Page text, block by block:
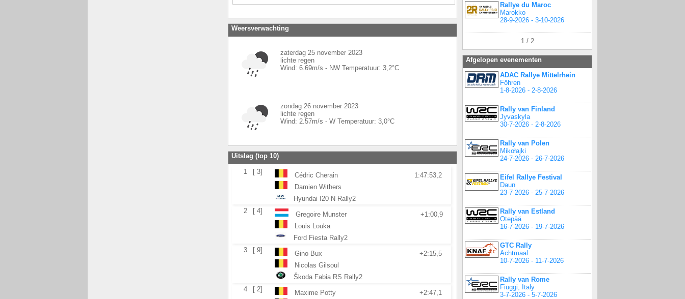
Weersverwachting
zaterdag 25 november 2023
lichte regen
Wind: 6.69m/s - NW Temperatuur: 3,2°C
zondag 26 november 2023
lichte regen
Wind: 2.57m/s - W Temperatuur: 3,0°C
Uitslag (top 10)
1 [ 3] Cédric Cherain
1:47:53,2
Damien Withers
Hyundai I20 N Rally2
2
[ 4] Gregoire Munster
+1:00,9
Louis Louka
Ford Fiesta Rally2
3
[ 9] Gino Bux
+2:15,5
Nicolas Gilsoul
Škoda Fabia RS Rally2
4
[ 2] Maxime Potty
+2:47,1
Rallye du Maroc
Marokko
28-9-2026 - 3-10-2026
1 / 2
Afgelopen evenementen
ADAC Rallye Mittelrhein
Föhren
1-8-2026 - 2-8-2026
Rally van Finland
Jyvaskyla
30-7-2026 - 2-8-2026
Rally van Polen
Mikołajki
24-7-2026 - 26-7-2026
Eifel Rallye Festival
Daun
23-7-2026 - 25-7-2026
Rally van Estland
Otepää
16-7-2026 - 19-7-2026
GTC Rally
Achtmaal
10-7-2026 - 11-7-2026
Rally van Rome
Fiuggi, Italy
3-7-2026 - 5-7-2026